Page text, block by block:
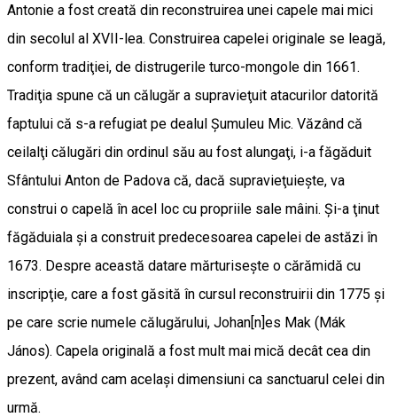
Antonie a fost creată din reconstruirea unei capele mai mici
din secolul al XVII-lea. Construirea capelei originale se leagă,
conform tradiţiei, de distrugerile turco-mongole din 1661.
Tradiţia spune că un călugăr a supravieţuit atacurilor datorită
faptului că s-a refugiat pe dealul Şumuleu Mic. Văzând că
ceilalţi călugări din ordinul său au fost alungaţi, i-a făgăduit
Sfântului Anton de Padova că, dacă supravieţuiește, va
construi o capelă în acel loc cu propriile sale mâini. Şi-a ţinut
făgăduiala și a construit predecesoarea capelei de astăzi în
1673. Despre această datare mărturisește o cărămidă cu
inscripţie, care a fost găsită în cursul reconstruirii din 1775 și
pe care scrie numele călugărului, Johan[n]es Mak (Mák
János). Capela originală a fost mult mai mică decât cea din
prezent, având cam același dimensiuni ca sanctuarul celei din
urmă.